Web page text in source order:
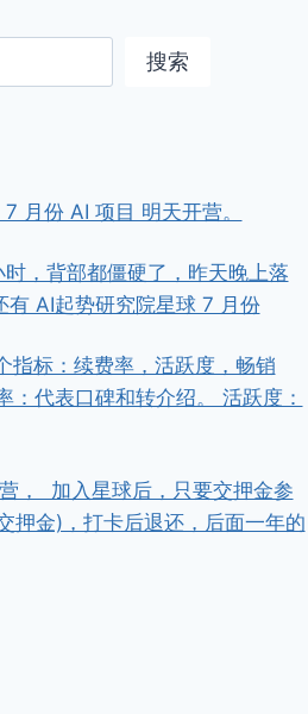
搜索
月份 AI 项目 明天开营。
，背部都僵硬了，昨天晚上落
有 AI起势研究院星球 7 月份
指标：续费率，活跃度，畅销
：代表口碑和转介绍。 活跃度：
， ​ ​加入星球后，只要交押金参
押金)，打卡后退还，后面一年的